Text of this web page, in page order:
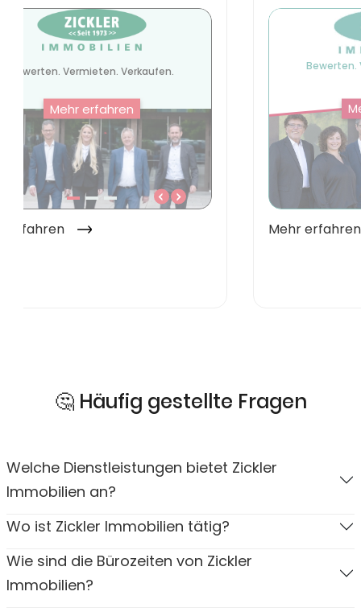
🤔 Häufig gestellte Fragen
Welche Dienstleistungen bietet Zickler
Immobilien an?
Wo ist Zickler Immobilien tätig?
Wie sind die Bürozeiten von Zickler
Immobilien?